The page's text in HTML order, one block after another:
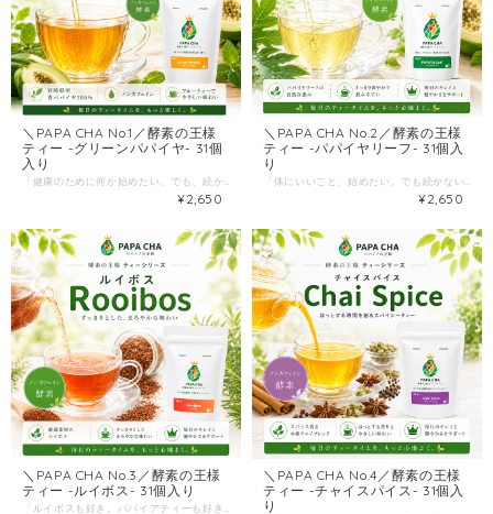
＼PAPA CHA No.1／酵素の王様
ティー -グリーンパパイヤ- 31個
入り
¥2,650
＼PAPA CHA No.2／酵素の王様
ティー -パパイヤリーフ- 31個入
り
¥2,650
＼PAPA CHA No.3／酵素の王様
ティー -ルイボス- 31個入り
＼PAPA CHA No.4／酵素の王様
ティー -チャイスパイス- 31個入
り